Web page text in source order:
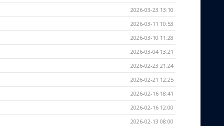
2026-03-23 13:10
2026-03-11 10:53
2026-03-10 11:28
2026-03-04 13:21
2026-02-23 21:24
2026-02-21 12:25
2026-02-16 18:41
2026-02-16 12:00
2026-02-13 08:00